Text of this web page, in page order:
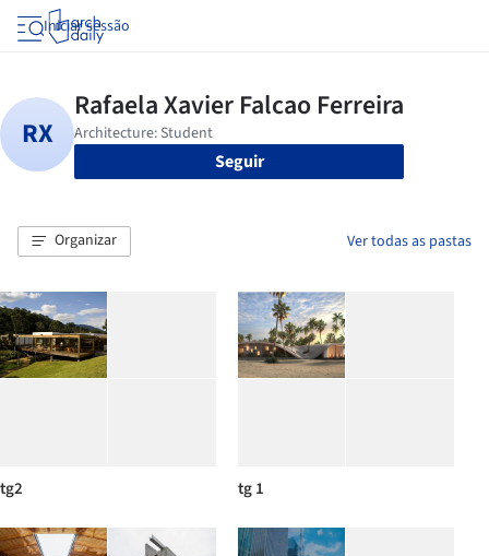
Iniciar sessão
Seguir
Organizar Ver todas as pastas
tg2 tg 1